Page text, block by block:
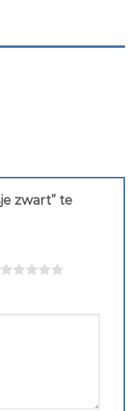
zwart” te